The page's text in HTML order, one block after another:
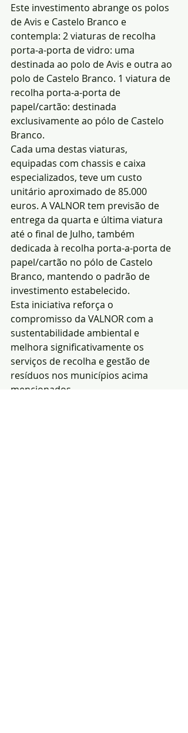
Este investimento abrange os polos
de Avis e Castelo Branco e
contempla: 2 viaturas de recolha
porta-a-porta de vidro: uma
destinada ao polo de Avis e outra ao
polo de Castelo Branco. 1 viatura de
recolha porta-a-porta de
papel/cartão: destinada
exclusivamente ao pólo de Castelo
Branco.
Cada uma destas viaturas,
equipadas com chassis e caixa
especializados, teve um custo
unitário aproximado de 85.000
euros. A VALNOR tem previsão de
entrega da quarta e última viatura
até o final de Julho, também
dedicada à recolha porta-a-porta de
papel/cartão no pólo de Castelo
Branco, mantendo o padrão de
investimento estabelecido.
Esta iniciativa reforça o
compromisso da VALNOR com a
sustentabilidade ambiental e
melhora significativamente os
serviços de recolha e gestão de
resíduos nos municípios acima
mencionados.